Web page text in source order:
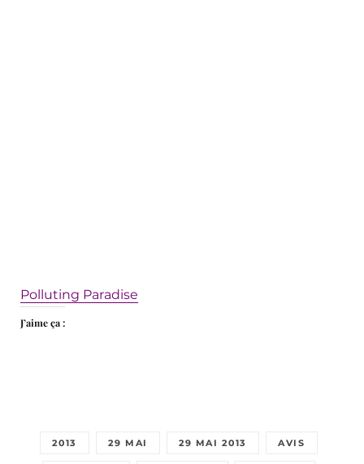
Polluting Paradise
J’aime ça :
2013 29 MAI 29 MAI 2013 AVIS